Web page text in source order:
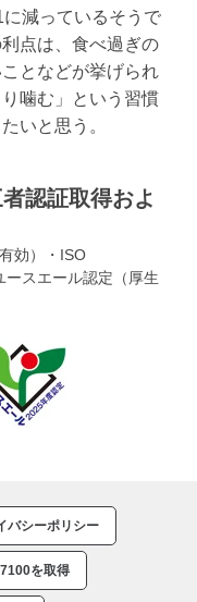
減っているそうで
点は、食べ過ぎの
となどが挙げられ
噛む」という習慣
いと思う。
認証取得およ
効）・ISO
スエール認定（厚生
バシーポリシー
を取得